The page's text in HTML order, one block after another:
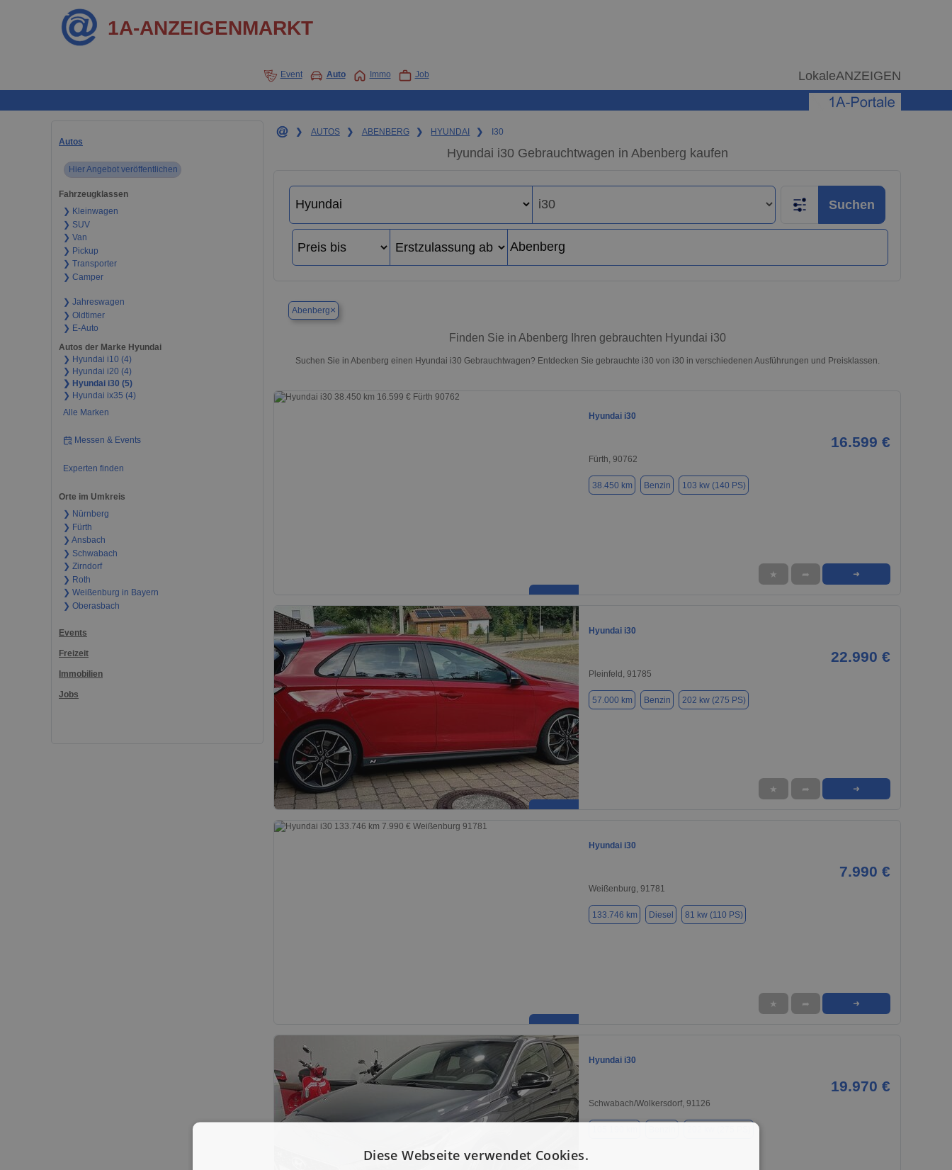
1A-ANZEIGENMARKT
Event Auto Immo Job LokaleANZEIGEN
Autos
Hier Angebot veröffentlichen
Fahrzeugklassen
❯ Kleinwagen
❯ SUV
❯ Van
❯ Pickup
❯ Transporter
❯ Camper
❯ Jahreswagen
❯ Oldtimer
❯ E-Auto
Autos der Marke Hyundai
❯ Hyundai i10 (4)
❯ Hyundai i20 (4)
❯ Hyundai i30 (5)
❯ Hyundai ix35 (4)
Alle Marken
Messen & Events
Experten finden
Orte im Umkreis
❯ Nürnberg
❯ Fürth
❯ Ansbach
❯ Schwabach
❯ Zirndorf
❯ Roth
❯ Weißenburg in Bayern
❯ Oberasbach
Events
Freizeit
Immobilien
Jobs
❯ AUTOS ❯ ABENBERG ❯ HYUNDAI ❯ I30
Hyundai i30 Gebrauchtwagen in Abenberg kaufen
Suchen
Abenberg×
Finden Sie in Abenberg Ihren gebrauchten Hyundai i30
Suchen Sie in Abenberg einen Hyundai i30 Gebrauchtwagen? Entdecken Sie gebrauchte i30 von i30 in verschiedenen Ausführungen und Preisklassen.
Hyundai i30
16.599 €
Fürth, 90762
38.450 km Benzin 103 kw (140 PS)
★ ➦ ➜
Hyundai i30
22.990 €
Pleinfeld, 91785
57.000 km Benzin 202 kw (275 PS)
★ ➦ ➜
Hyundai i30
7.990 €
Weißenburg, 91781
133.746 km Diesel 81 kw (110 PS)
★ ➦ ➜
Hyundai i30
19.970 €
Schwabach/Wolkersdorf, 91126
Diese Webseite verwendet Cookies.